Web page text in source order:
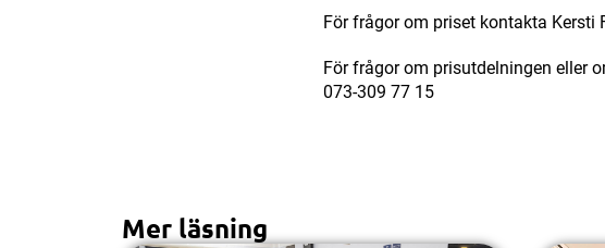
För frågor om priset kontakta Kersti
För frågor om prisutdelningen eller
073-309 77 15
Mer läsning